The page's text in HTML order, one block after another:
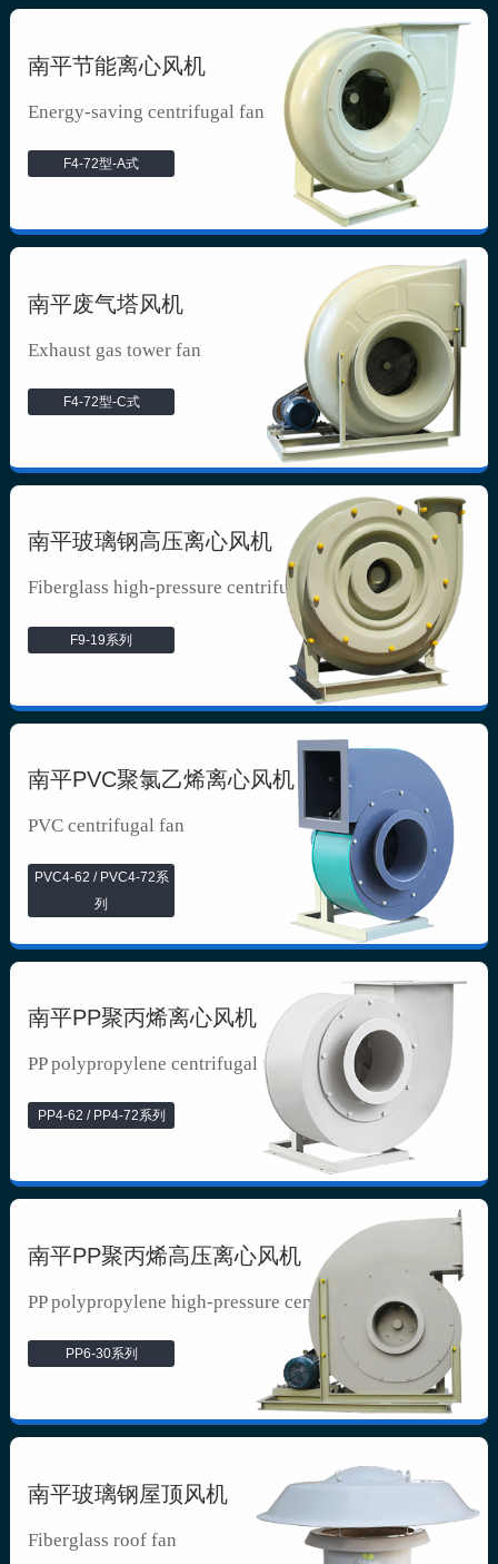
南平节能离心风机
Energy-saving centrifugal fan
F4-72型-A式
南平废气塔风机
Exhaust gas tower fan
F4-72型-C式
南平玻璃钢高压离心风机
Fiberglass high-pressure centrifuga...
F9-19系列
南平PVC聚氯乙烯离心风机
PVC centrifugal fan
PVC4-62 / PVC4-72系
列
南平PP聚丙烯离心风机
PP polypropylene centrifugal fan
PP4-62 / PP4-72系列
南平PP聚丙烯高压离心风机
PP polypropylene high-pressure cen...
PP6-30系列
南平玻璃钢屋顶风机
Fiberglass roof fan